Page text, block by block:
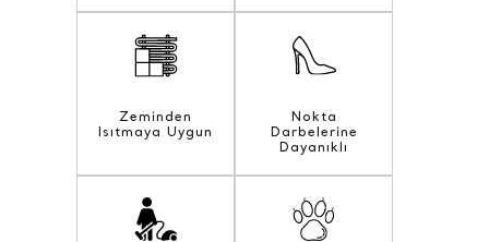
Zeminden
Isıtmaya Uygun
Nokta
Darbelerine
Dayanıklı